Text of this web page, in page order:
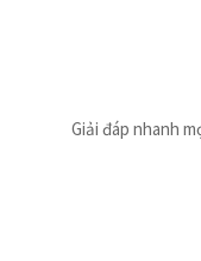
Giải đáp nhanh